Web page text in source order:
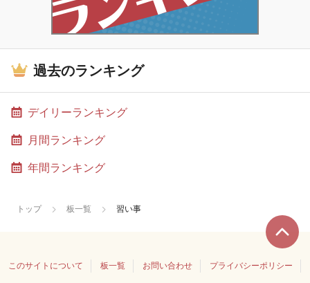
過去のランキング
デイリーランキング
月間ランキング
年間ランキング
トップ 板一覧 習い事
このサイトについて 板一覧 お問い合わせ プライバシーポリシー